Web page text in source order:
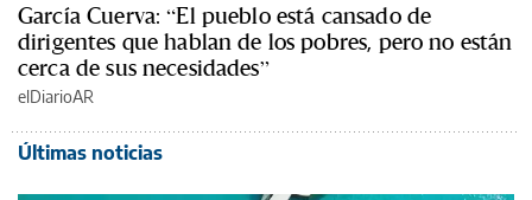
García Cuerva: “El pueblo está cansado de
dirigentes que hablan de los pobres, pero no están
cerca de sus necesidades”
elDiarioAR
Últimas noticias